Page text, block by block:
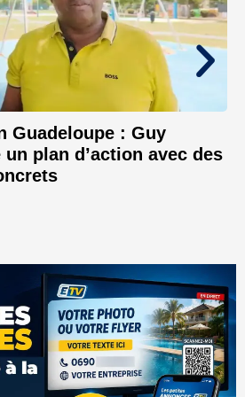
Guadeloupe : Guy
plan d’action avec des